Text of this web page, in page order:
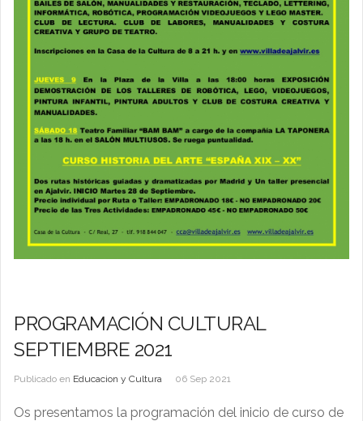
PROGRAMACIÓN CULTURAL
SEPTIEMBRE 2021
Publicado en Educacion y Cultura 06 Sep 2021
Os presentamos la programación del inicio de curso de